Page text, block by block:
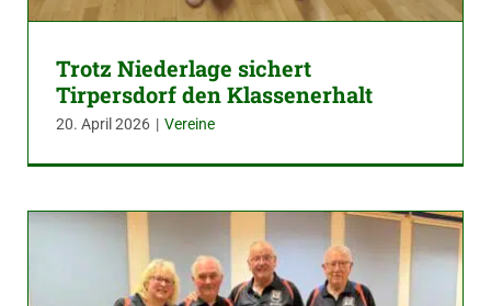
Trotz Niederlage sichert
Tirpersdorf den Klassenerhalt
20. April 2026 | Vereine